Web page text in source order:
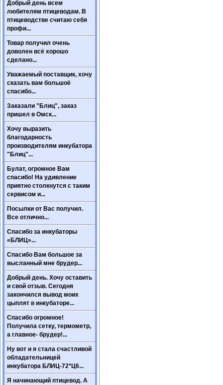
Добрый день всем
любителям птицеводам. В
птицеводстве считаю себя
профи...
Товар получил очень
доволен всё хорошо
сделано...
Уважаемый поставщик, хочу
сказать вам большоё
спасибо...
Заказали "Блиц", заказ
пришел в Омск...
Хочу выразить
благодарность
производителям инкубатора
"Блиц"...
Булат, огромное Вам
спасибо! На удивление
приятно столкнутся с таким
сервисом и...
Посылки от Вас получил.
Все отлично...
Спасибо за инкубаторы
«БЛИЦ»...
Спасибо Вам большое за
высланный мне брудер...
Добрый день. Хочу оставить
и свой отзыв. Сегодня
закончился вывод моих
цыплят в инкубаторе...
Спасибо огромное!
Получила сетку, термометр,
а главное- брудер!...
Ну вот и я стала счастливой
обладательницей
инкубатора БЛИЦ-72*Ц6...
Я начинающий птицевод. А